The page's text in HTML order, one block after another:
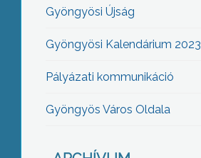
Gyöngyösi Újság
Gyöngyösi Kalendárium 2023
Pályázati kommunikáció
Gyöngyös Város Oldala